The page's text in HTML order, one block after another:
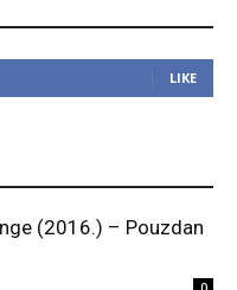
LIKE
(2016.) – Pouzdan